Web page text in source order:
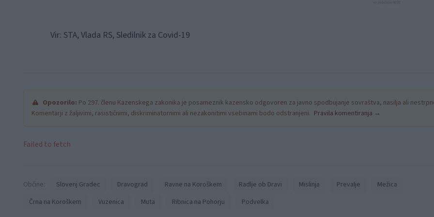
Vir: STA, Vlada RS, Sledilnik za Covid-19
Opozorilo: Po 297. členu Kazenskega zakonika je posameznik kazensko odgovoren za javno spodbujanje sovraštva, nasilja ali
Komentarji z žaljivimi, rasističnimi, diskriminatornimi ali nezakonitimi vsebinami bodo odstranjeni. Pravila komentiranja →
Failed to fetch
Občine: Slovenj Gradec Dravograd Ravne na Koroškem Radlje ob Dravi Mislinja Prevalje
Mežica
Črna na Koroškem
Vuzenica Muta Ribnica na Pohorju Podvelka